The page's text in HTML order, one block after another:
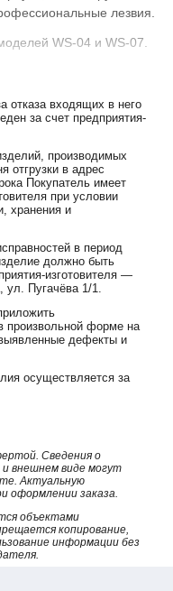
лезвия.
WS-04 и WS-07.
со вставками из
отказа входящих в него
за счет предприятия-
производимых
отгрузки в адрес
Покупатель имеет
при условии
хранения и
в период
должно быть
изготовителя —
ул. Пугачёва 1/1.
произвольной форме на
дефекты и
осуществляется за
Сведения о
внешнем виде могут
Актуальную
оформлении заказа.
объектами
копирование,
информации без